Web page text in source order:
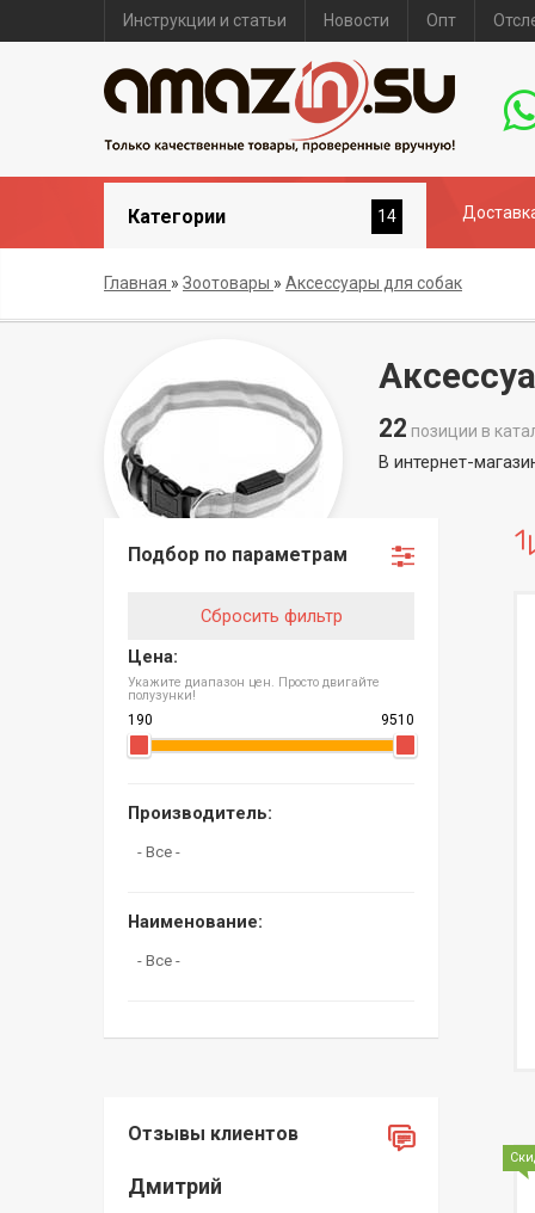
Инструкции и статьи Новости Опт
Категории 14
Главная » Зоотовары » Аксессуары для собак
22 позиции в
Подбор по параметрам
Сбросить фильтр
Цена:
Укажите диапазон цен. Просто двигайте
полузунки!
Производитель:
Наименование:
Отзывы клиентов
Дмитрий